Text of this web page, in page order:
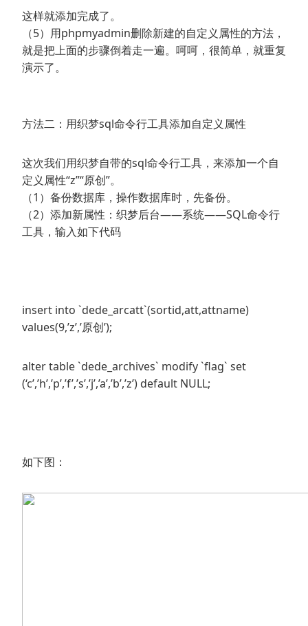
这样就添加完成了。
（5）用phpmyadmin删除新建的自定义属性的方法，
就是把上面的步骤倒着走一遍。呵呵，很简单，就重复
演示了。
方法二：用织梦sql命令行工具添加自定义属性
这次我们用织梦自带的sql命令行工具，来添加一个自
定义属性“z”“原创”。
（1）备份数据库，操作数据库时，先备份。
（2）添加新属性：织梦后台——系统——SQL命令行
工具，输入如下代码
insert into `dede_arcatt`(sortid,att,attname)
values(9,’z’,’原创’);
alter table `dede_archives` modify `flag` set
(‘c’,’h’,’p’,’f’,’s’,’j’,’a’,’b’,’z’) default NULL;
如下图：